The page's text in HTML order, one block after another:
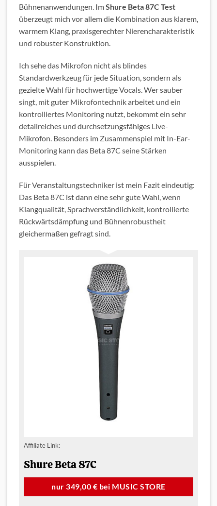
Bühnenanwendungen. ImShure Beta 87C Test
überzeugt mich vor allem die Kombination aus klarem,
warmem Klang, praxisgerechter Nierencharakteristik
und robuster Konstruktion.
Ich sehe das Mikrofon nicht als blindes
Standardwerkzeug für jede Situation, sondern als
gezielte Wahl für hochwertige Vocals. Wer sauber
singt, mit guter Mikrofontechnik arbeitet und ein
kontrolliertes Monitoring nutzt, bekommt ein sehr
detailreiches und durchsetzungsfähiges Live-
Mikrofon. Besonders im Zusammenspiel mit In-Ear-
Monitoring kann das Beta 87C seine Stärken
ausspielen.
Für Veranstaltungstechniker ist mein Fazit eindeutig:
Das Beta 87C ist dann eine sehr gute Wahl, wenn
Klangqualität, Sprachverständlichkeit, kontrollierte
Rückwärtsdämpfung und Bühnenrobustheit
gleichermaßen gefragt sind.
Affiliate Link:
Shure Beta 87C
nur 349,00 € bei MUSIC STORE